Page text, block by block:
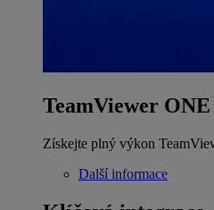
TeamViewer ONE
Získejte plný výkon
Další informace